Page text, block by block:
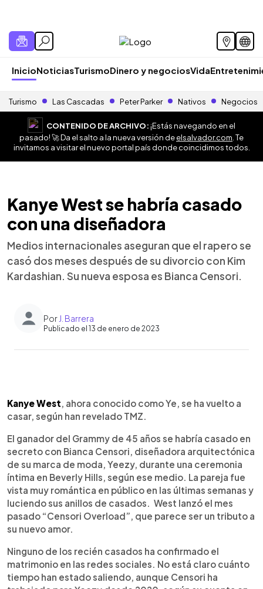
InicioNoticiasTurismoDinero y negociosVida
Turismo Las Cascadas Peter Parker Nativos Negocios
CONTENIDO DE ARCHIVO:¡Estás navegando en el
pasado! 🚀 Da el salto a la nueva versión deelsalvador.com . Te
invitamos a visitar el nuevo portal país donde coincidimos todos.
Kanye West se habría casado
con una diseñadora
Medios internacionales aseguran que el rapero se
casó dos meses después de su divorcio con Kim
Kardashian. Su nueva esposa es Bianca Censori.
Por J. Barrera
Publicado el 13 de enero de 2023
► Escuchar artículo
Kanye West, ahora conocido como Ye, se ha vuelto a
casar, según han revelado TMZ.
El ganador del Grammy de 45 años se habría casado en
secreto con Bianca Censori, diseñadora arquitectónica
de su marca de moda, Yeezy, durante una ceremonia
íntima en Beverly Hills, según ese medio. La pareja fue
vista muy romántica en público en las últimas semanas y
luciendo sus anillos de casados. West lanzó el mes
pasado “Censori Overload”, que parece ser un tributo a
su nuevo amor.
Ninguno de los recién casados ha confirmado el
matrimonio en las redes sociales. No está claro cuánto
tiempo han estado saliendo, aunque Censori ha